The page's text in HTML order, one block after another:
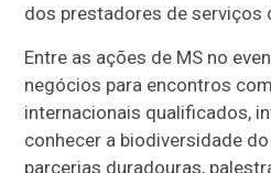
dos prestadores de serviços
Entre as ações de MS no
negócios para encontros
internacionais qualificados,
conhecer a biodiversidade
parcerias duradouras,